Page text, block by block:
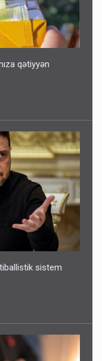
qətiyyən
sistem